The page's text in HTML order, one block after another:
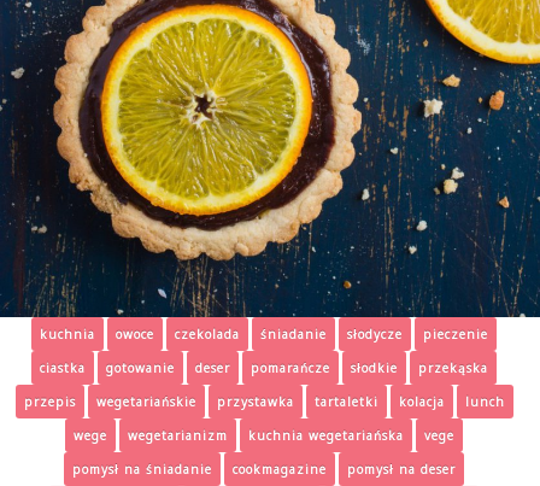
kuchnia owoce czekolada śniadanie słodycze
pieczenie
ciastka
gotowanie deser pomarańcze słodkie
przekąska
przepis
wegetariańskie przystawka tartaletki kolacja
lunch
wege
wegetarianizm kuchnia wegetariańska
vege
pomysł na śniadanie
cookmagazine
pomysł na deser